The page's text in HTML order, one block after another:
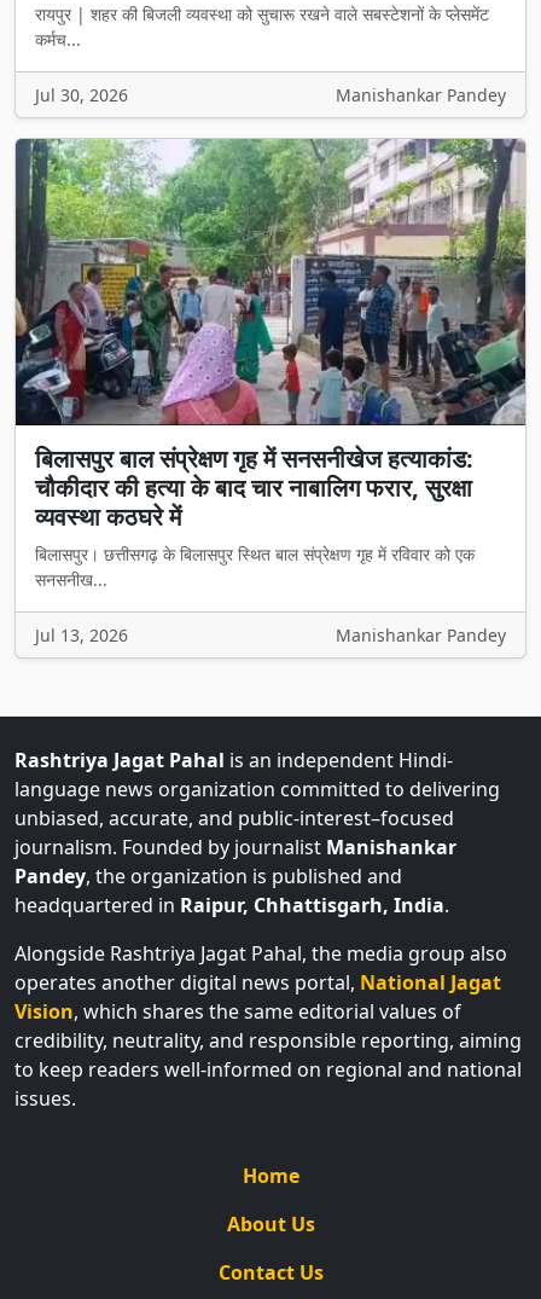
रायपुर | शहर की बिजली व्यवस्था को सुचारू रखने वाले सबस्टेशनों के प्लेसमेंट
कर्मच...
Jul 30, 2026 Manishankar Pandey
बिलासपुर बाल संप्रेक्षण गृह में सनसनीखेज हत्याकांड:
चौकीदार की हत्या के बाद चार नाबालिग फरार, सुरक्षा
व्यवस्था कठघरे में
बिलासपुर। छत्तीसगढ़ के बिलासपुर स्थित बाल संप्रेक्षण गृह में रविवार को एक
सनसनीख...
Jul 13, 2026 Manishankar Pandey
Rashtriya Jagat Pahal is an independent Hindi-
language news organization committed to delivering
unbiased, accurate, and public-interest–focused
journalism. Founded by journalist Manishankar
Pandey, the organization is published and
headquartered in Raipur, Chhattisgarh, India.
Alongside Rashtriya Jagat Pahal, the media group also
operates another digital news portal, National Jagat
Vision, which shares the same editorial values of
credibility, neutrality, and responsible reporting, aiming
to keep readers well-informed on regional and national
issues.
Home
About Us
Contact Us